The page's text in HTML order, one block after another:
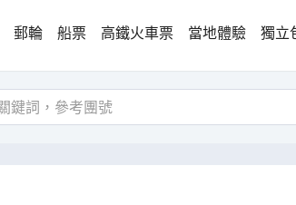
郵輪 船票 高鐵火車票 當地體驗 獨立